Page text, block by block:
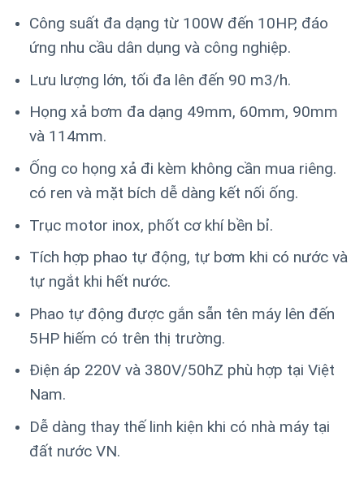
Công suất đa dạng từ 100W đến 10HP, đáo
ứng nhu cầu dân dụng và công nghiệp.
Lưu lượng lớn, tối đa lên đến 90 m3/h.
Họng xả bơm đa dạng 49mm, 60mm, 90mm
và 114mm.
Ống co họng xả đi kèm không cần mua riêng.
có ren và mặt bích dễ dàng kết nối ống.
Trục motor inox, phốt cơ khí bền bỉ.
Tích hợp phao tự động, tự bơm khi có nước và
tự ngắt khi hết nước.
Phao tự động được gắn sẵn tên máy lên đến
5HP hiếm có trên thị trường.
Điện áp 220V và 380V/50hZ phù hợp tại Việt
Nam.
Dễ dàng thay thế linh kiện khi có nhà máy tại
đất nước VN.